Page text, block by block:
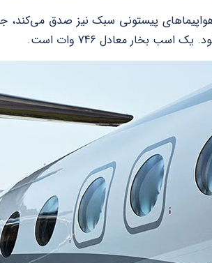
پیستونی سبک نیز صدق می‌کند،
بخار معادل 746 وات است.